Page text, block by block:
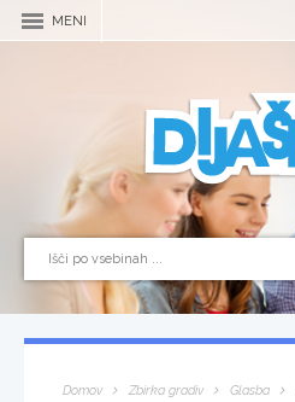
MENI
Domov Zbirka gradiv Glasba